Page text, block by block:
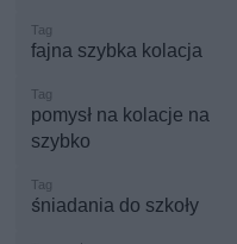
fajna szybka kolacja
pomysł na kolacje na
szybko
śniadania do szkoły